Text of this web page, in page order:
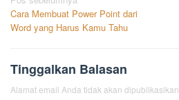
pos
Cara Membuat Power Point dari
Word yang Harus Kamu Tahu
Tinggalkan Balasan
Alamat email Anda tidak akan dipublikasikan.